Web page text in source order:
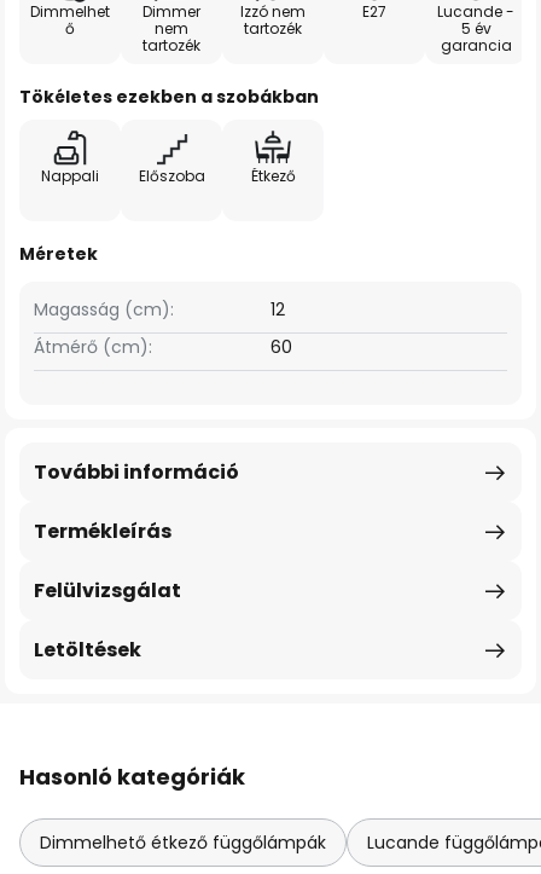
Dimmelhet
ő
Dimmer
nem
tartozék
Izzó nem
tartozék
E27
Lucande -
5 év
garancia
Tökéletes ezekben a szobákban
Nappali Előszoba Étkező
Méretek
Magasság (cm):
12
Átmérő (cm):
60
Termékleírás
További információ
Felülvizsgálat
Letöltések
Hasonló kategóriák
Dimmelhető étkező függőlámpák Lucande